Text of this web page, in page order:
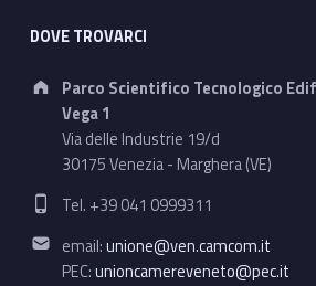
DOVE TROVARCI
Address:
Parco Scientifico Tecnologico
Vega 1
Via delle Industrie 19/d
30175 Venezia - Marghera (VE)
Phone number:
Tel. +39 041 0999311
Email address:
email:unione@ven.camcom.it
PEC:unioncamereveneto@pec.it